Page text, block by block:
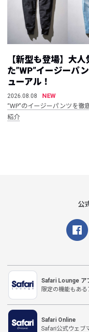
【新型も登場】大人
た”WP”イージーパ
ューアル！
2026.08.08
NEW
“WP”のイージーパンツを徹
紹介
公
Safari Lounge ア
限定の機能もあ
Safari Online
Safari公式ウェブ